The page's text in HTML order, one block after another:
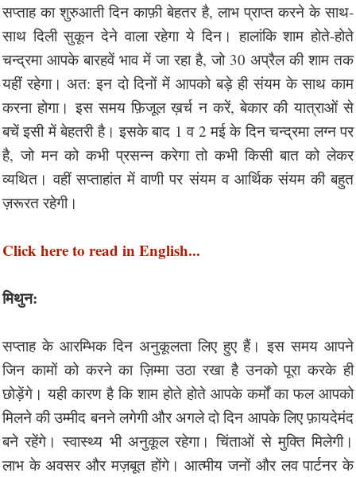
सप्ताह का शुरुआती दिन काफ़ी बेहतर है, लाभ प्राप्त करने के साथ-
साथ दिली सुकून देने वाला रहेगा ये दिन। हालांकि शाम होते-होते
चन्द्रमा आपके बारहवें भाव में जा रहा है, जो 30 अप्रैल की शाम तक
यहीं रहेगा। अत: इन दो दिनों में आपको बड़े ही संयम के साथ काम
करना होगा। इस समय फ़िजूल ख़र्च न करें, बेकार की यात्राओं से
बचें इसी में बेहतरी है। इसके बाद 1 व 2 मई के दिन चन्द्रमा लग्न पर
है, जो मन को कभी प्रसन्न करेगा तो कभी किसी बात को लेकर
व्यथित। वहीं सप्ताहांत में वाणी पर संयम व आर्थिक संयम की बहुत
ज़रूरत रहेगी।
Click here to read in English...
मिथुन:
सप्ताह के आरम्भिक दिन अनुकूलता लिए हुए हैं। इस समय आपने
जिन कामों को करने का ज़िम्मा उठा रखा है उनको पूरा करके ही
छोड़ेंगे। यही कारण है कि शाम होते होते आपके कर्मों का फल आपको
मिलने की उम्मीद बनने लगेगी और अगले दो दिन आपके लिए फ़ायदेमंद
बने रहेंगे। स्वास्थ्य भी अनुकूल रहेगा। चिंताओं से मुक्ति मिलेगी।
लाभ के अवसर और मज़बूत होंगे। आत्मीय जनों और लव पार्टनर के